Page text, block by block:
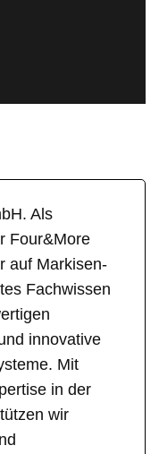
Als
Four&More
auf Markisen-
Fachwissen
innovative
Mit
in der
wir